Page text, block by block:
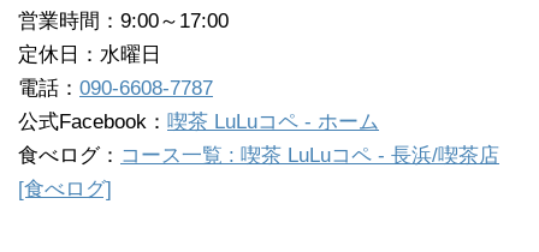
営業時間：9:00～17:00
定休日：水曜日
電話： 090-6608-7787
公式Facebook： 喫茶 LuLuコペ - ホーム
食べログ： コース一覧 : 喫茶 LuLuコペ - 長浜/喫茶店
[食べログ]